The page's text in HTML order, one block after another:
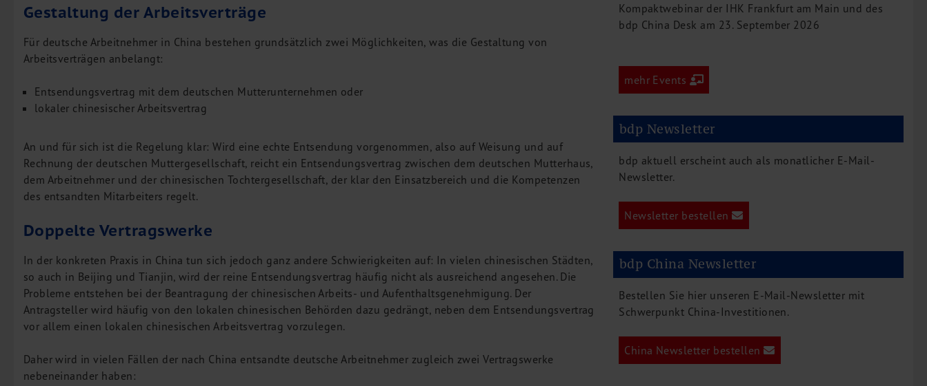
Gestaltung der Arbeitsverträge
Für deutsche Arbeitnehmer in China bestehen grundsätzlich zwei Möglichkeiten, was die Gestaltung von
Arbeitsverträgen anbelangt:
Entsendungsvertrag mit dem deutschen Mutterunternehmen oder
lokaler chinesischer Arbeitsvertrag
An und für sich ist die Regelung klar: Wird eine echte Entsendung vorgenommen, also auf Weisung und auf
Rechnung der deutschen Muttergesellschaft, reicht ein Entsendungsvertrag zwischen dem deutschen Mutterhaus,
dem Arbeitnehmer und der chinesischen Tochtergesellschaft, der klar den Einsatzbereich und die Kompetenzen
des entsandten Mitarbeiters regelt.
Doppelte Vertragswerke
In der konkreten Praxis in China tun sich jedoch ganz andere Schwierigkeiten auf: In vielen chinesischen Städten,
so auch in Beijing und Tianjin, wird der reine Entsendungsvertrag häufig nicht als ausreichend angesehen. Die
Probleme entstehen bei der Beantragung der chinesischen Arbeits- und Aufenthaltsgenehmigung. Der
Antragsteller wird häufig von den lokalen chinesischen Behörden dazu gedrängt, neben dem Entsendungsvertrag
vor allem einen lokalen chinesischen Arbeitsvertrag vorzulegen.
Daher wird in vielen Fällen der nach China entsandte deutsche Arbeitnehmer zugleich zwei Vertragswerke
nebeneinander haben:
Kompaktwebinar der IHK Frankfurt am Main und des
bdp China Desk am 23. September 2026
mehr Events
bdp Newsletter
bdp aktuell erscheint auch als monatlicher E-Mail-
Newsletter.
Newsletter bestellen
bdp China Newsletter
Bestellen Sie hier unseren E-Mail-Newsletter mit
Schwerpunkt China-Investitionen.
China Newsletter bestellen